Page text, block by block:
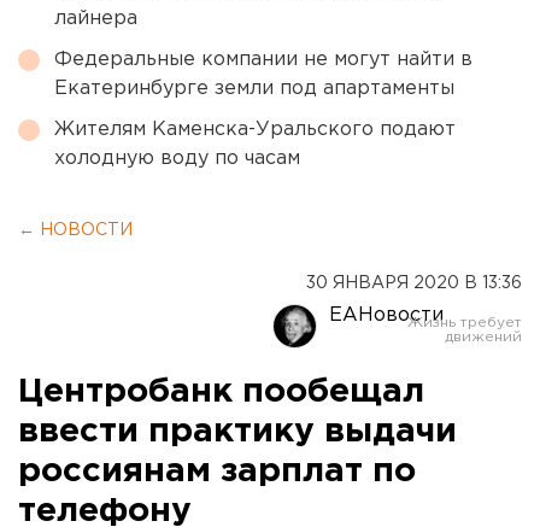
лайнера
Федеральные компании не могут найти в
Екатеринбурге земли под апартаменты
Жителям Каменска-Уральского подают
холодную воду по часам
← НОВОСТИ
30 ЯНВАРЯ 2020 В 13:36
ЕАНовости
Центробанк пообещал
ввести практику выдачи
россиянам зарплат по
телефону